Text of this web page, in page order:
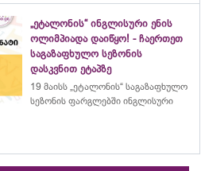
„ეტალონის“ ინგლისური ენის
ოლიმპიადა დაიწყო! - ჩაერთეთ
საგაზაფხულო სეზონის
დასკვნით ეტაპზე
19 მაისს „ეტალონის“ საგაზაფხულო
სეზონის ფარგლებში ინგლისური